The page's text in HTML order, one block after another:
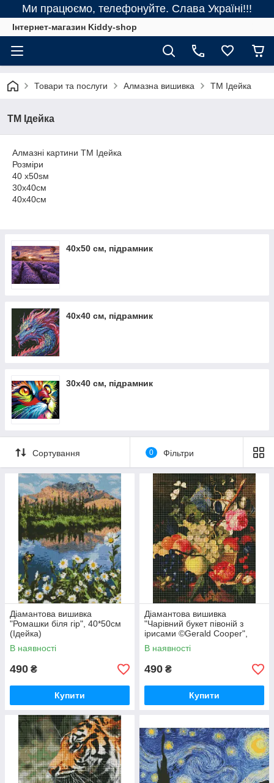
Ми працюємо, телефонуйте. Слава Україні!!!
Інтернет-магазин Kiddy-shop
Товари та послуги Алмазна вишивка ТМ Ідейка
ТМ Ідейка
Алмазні картини ТМ Ідейка
Розміри
40 x50sм
30х40см
40х40см
40х50 см, підрамник
40х40 см, підрамник
30х40 см, підрамник
Сортування 0 Фільтри
Діамантова вишивка
"Ромашки біля гір", 40*50см
(Ідейка)
В наявності
490 ₴
Купити
Діамантова вишивка
"Чарівний букет півоній з
ірисами ©Gerald Cooper",
40*50см (Ідейка)
В наявності
490 ₴
Купити